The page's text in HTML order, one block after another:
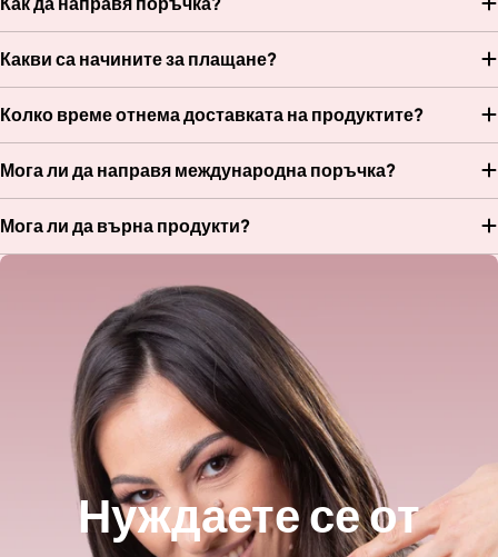
Нуждаете се от
Какви са начините за плащане?
Колко време отнема доставката на продуктите?
Мога ли да направя международна поръчка?
Мога ли да върна продукти?